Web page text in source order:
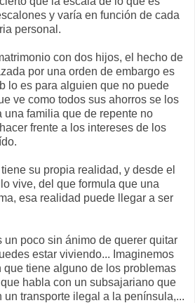
y varía en función de cada
personal.
con dos hijos, el hecho de
por una orden de embargo es
lo es para alguien que no puede
ve como todos sus ahorros se los
una familia que de repente no
frente a los intereses de los
su propia realidad, y desde el
vive, del que formula que una
esa realidad puede llegar a ser
un poco sin ánimo de querer quitar
estar viviendo... Imaginemos
tiene alguno de los problemas
habla con un subsajariano que
un transporte ilegal a la península,...